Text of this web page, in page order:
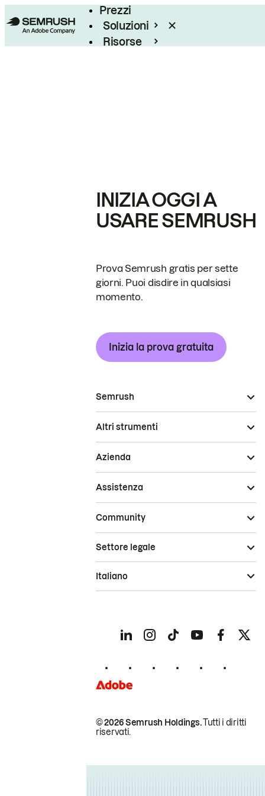
Prezzi
Soluzioni
Risorse
INIZIA OGGI A
USARE SEMRUSH
Prova Semrush gratis per sette
giorni. Puoi disdire in qualsiasi
momento.
Inizia la prova gratuita
Semrush
Altri strumenti
Azienda
Assistenza
Community
© 2026 Semrush Holdings.Tutti i diritti
riservati.
Settore legale
Italiano